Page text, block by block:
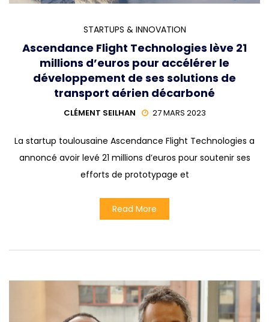
STARTUPS & INNOVATION
Ascendance Flight Technologies lève 21
millions d’euros pour accélérer le
développement de ses solutions de
transport aérien décarboné
CLÉMENT SEILHAN 27 MARS 2023
La startup toulousaine Ascendance Flight Technologies a
annoncé avoir levé 21 millions d’euros pour soutenir ses
efforts de prototypage et
Read More